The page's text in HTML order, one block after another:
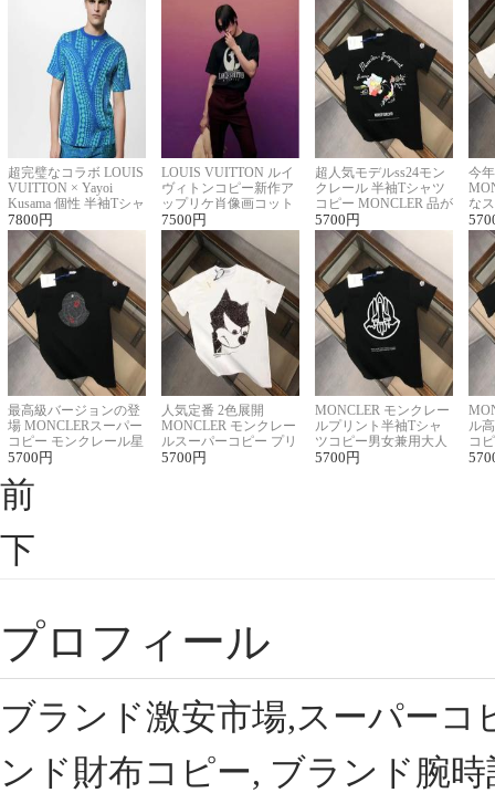
超完璧なコラボ LOUIS
VUITTON × Yayoi
Kusama 個性 半袖Tシャ
ツコピー男女兼用
7800 円
LOUIS VUITTON ルイ
ヴィトンコピー新作ア
ップリケ肖像画コット
ンニット半袖Tシャツ
7500 円
超人気モデルss24モン
クレール 半袖Tシャツ
コピー MONCLER 品が
良く見た目
5700 円
今
な
ル
最高級バージョンの登
場 MONCLERスーパー
コピー モンクレール星
座半袖Tシャツ
5700 円
人気定番 2色展開
MONCLER モンクレー
ルスーパーコピー プリ
ント半袖Tシャツ
5700 円
MONCLER モンクレー
ルプリント半袖Tシャ
ツコピー男女兼用大人
可愛い春夏コーデ
5700 円
ル
コ
ィ
前
下
プロフィール
ブランド激安市場,スーパー
ンド財布コピー, ブランド腕